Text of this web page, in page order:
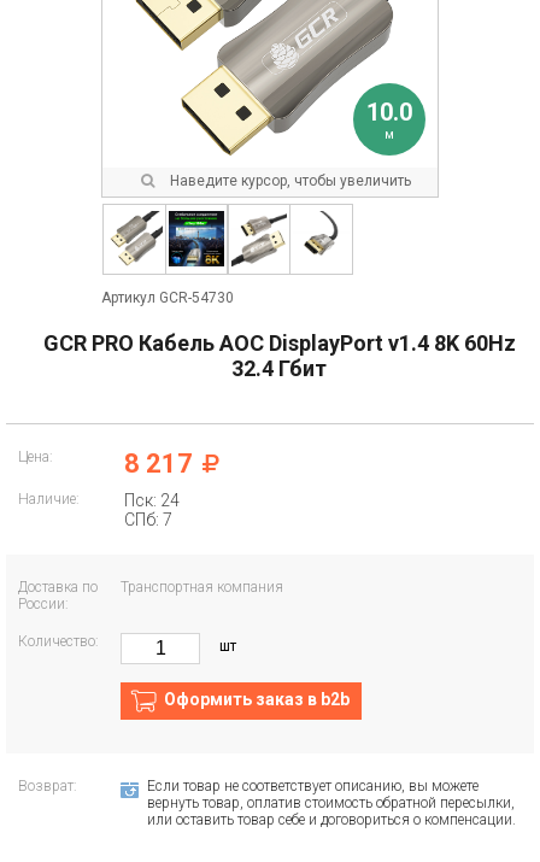
10.0
м
Наведите курсор, чтобы увеличить
Артикул GCR-54730
GCR PRO Кабель AOC DisplayPort v1.4 8K 60Hz
32.4 Гбит
Цена: 8 217
Наличие:
Пск: 24
СПб: 7
Доставка по
России:
Транспортная компания
Количество: шт
Оформить заказ в b2b
Возврат:
Если товар не соответствует описанию, вы можете
вернуть товар, оплатив стоимость обратной пересылки,
или оставить товар себе и договориться о компенсации.